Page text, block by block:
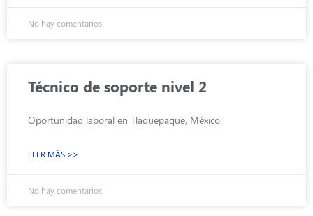
No hay comentarios
Técnico de soporte nivel 2
Oportunidad laboral en Tlaquepaque, México.
LEER MÁS >>
No hay comentarios